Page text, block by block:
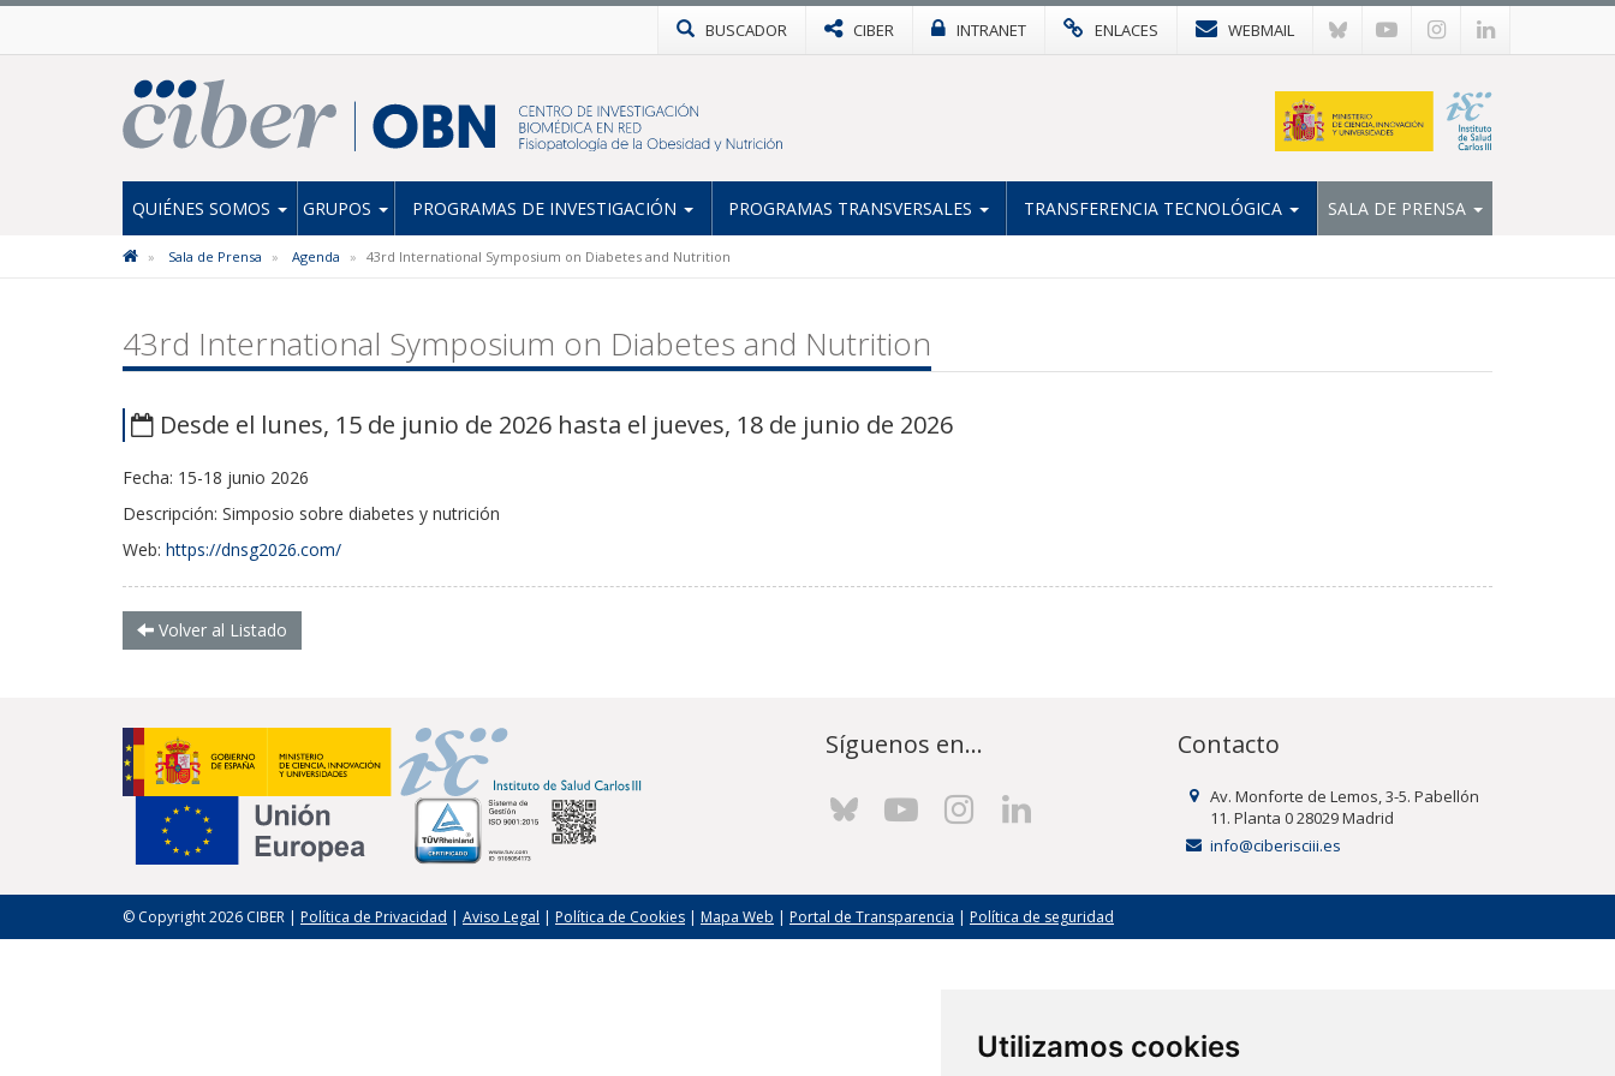
Utilizamos cookies
BUSCADOR CIBER INTRANET ENLACES WEBMAIL
QUIÉNES SOMOS GRUPOS PROGRAMAS DE INVESTIGACIÓN PROGRAMAS TRANSVERSALES TRANSFERENCIA TECNOLÓGICA SALA DE PRENSA
Sala de Prensa Agenda 43rd International Symposium on Diabetes and Nutrition
43rd International Symposium on Diabetes and Nutrition
Desde el lunes, 15 de junio de 2026 hasta el jueves, 18 de junio de 2026
Fecha: 15-18 junio 2026
Descripción: Simposio sobre diabetes y nutrición
Web: https://dnsg2026.com/
Volver al Listado
Síguenos en... Contacto
Av. Monforte de Lemos, 3-5. Pabellón
11. Planta 0 28029 Madrid
info@ciberisciii.es
© Copyright 2026 CIBER | Política de Privacidad | Aviso Legal | Política de Cookies | Mapa Web | Portal de Transparencia | Política de seguridad